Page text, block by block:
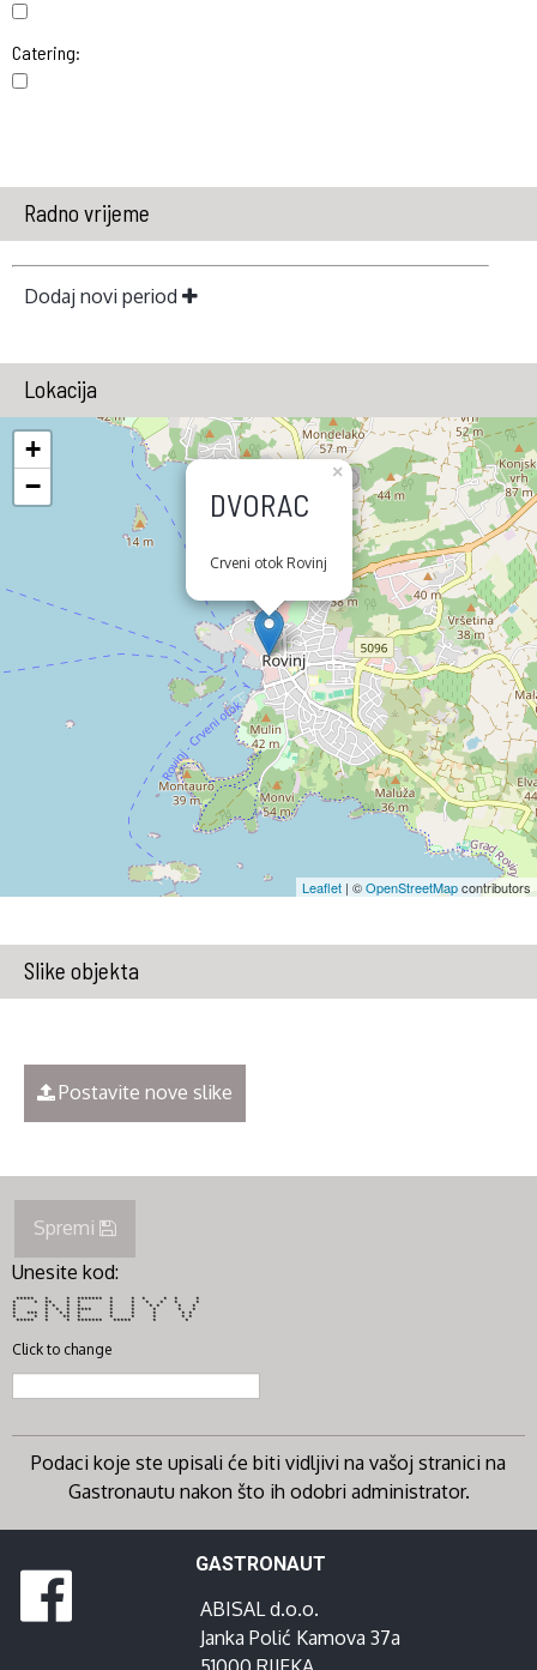
Catering:
Radno vrijeme
Dodaj novi period
Lokacija
DVORAC
Crveni otok Rovinj
×
+
−
Leaflet | ©OpenStreetMapcontributors
Slike objekta
Postavite nove slike
Spremi
Unesite kod:
***** * * ******* * * * * * *
* * ** * * * * * * * *
* * * * * * * * * * *
* * * * **** * * * * *
* *** * * * * * * * * *
* * * ** * * * * * *
***** * * ******* ***** * *
Click to change
Podaci koje ste upisali će biti vidljivi na vašoj stranici na
Gastronautu nakon što ih odobri administrator.
GASTRONAUT
ABISAL d.o.o.
Janka Polić Kamova 37a